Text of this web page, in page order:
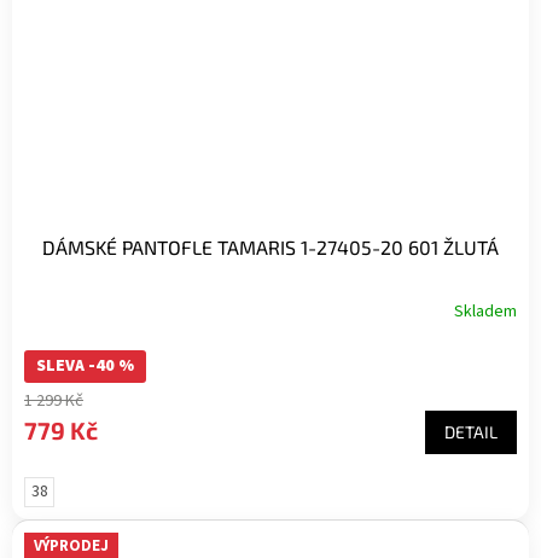
DÁMSKÉ PANTOFLE TAMARIS 1-27405-20 601 ŽLUTÁ
Skladem
SLEVA -40 %
1 299 Kč
779 Kč DETAIL
38
VÝPRODEJ